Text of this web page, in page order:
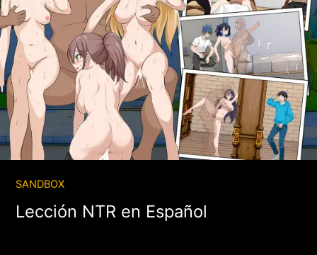
SANDBOX
Lección NTR en Español